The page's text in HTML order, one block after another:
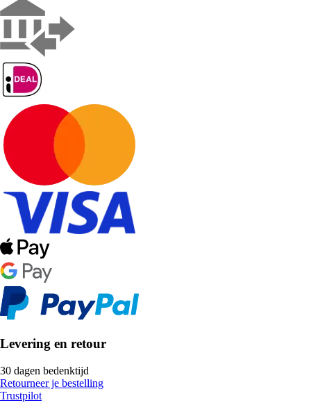
Levering en retour
30 dagen bedenktijd
Retourneer je bestelling
Trustpilot